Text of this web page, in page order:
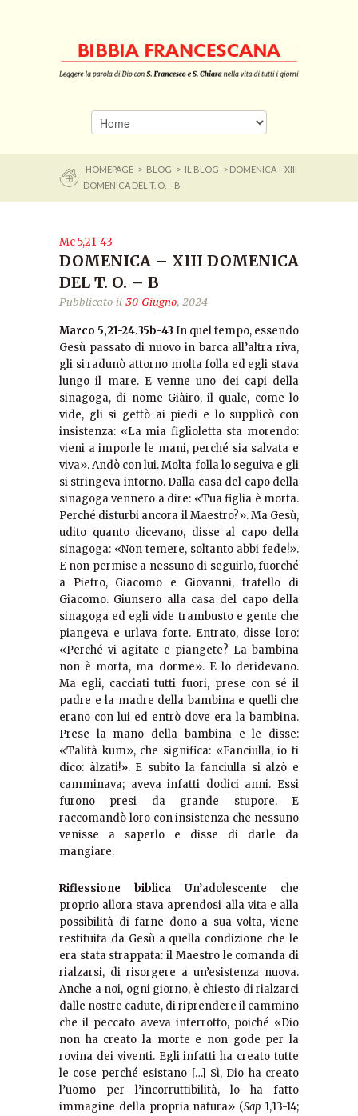
HOMEPAGE > BLOG > IL BLOG
> DOMENICA – XIII
DOMENICA DEL T. O. – B
Mc 5,21-43
DOMENICA – XIII DOMENICA
DEL T. O. – B
Pubblicato il 30 Giugno, 2024
Marco 5,21-24.35b-43 In quel tempo, essendo
Gesù passato di nuovo in barca all’altra riva,
gli si radunò attorno molta folla ed egli stava
lungo il mare. E venne uno dei capi della
sinagoga, di nome Giàiro, il quale, come lo
vide, gli si gettò ai piedi e lo supplicò con
insistenza: «La mia figlioletta sta morendo:
vieni a imporle le mani, perché sia salvata e
viva». Andò con lui. Molta folla lo seguiva e gli
si stringeva intorno. Dalla casa del capo della
sinagoga vennero a dire: «Tua figlia è morta.
Perché disturbi ancora il Maestro?». Ma Gesù,
udito quanto dicevano, disse al capo della
sinagoga: «Non temere, soltanto abbi fede!».
E non permise a nessuno di seguirlo, fuorché
a Pietro, Giacomo e Giovanni, fratello di
Giacomo. Giunsero alla casa del capo della
sinagoga ed egli vide trambusto e gente che
piangeva e urlava forte. Entrato, disse loro:
«Perché vi agitate e piangete? La bambina
non è morta, ma dorme». E lo deridevano.
Ma egli, cacciati tutti fuori, prese con sé il
padre e la madre della bambina e quelli che
erano con lui ed entrò dove era la bambina.
Prese la mano della bambina e le disse:
«Talità kum», che significa: «Fanciulla, io ti
dico: àlzati!». E subito la fanciulla si alzò e
camminava; aveva infatti dodici anni. Essi
furono presi da grande stupore. E
raccomandò loro con insistenza che nessuno
venisse a saperlo e disse di darle da
mangiare.
Riflessione biblica Un’adolescente che
proprio allora stava aprendosi alla vita e alla
possibilità di farne dono a sua volta, viene
restituita da Gesù a quella condizione che le
era stata strappata: il Maestro le comanda di
rialzarsi, di risorgere a un’esistenza nuova.
Anche a noi, ogni giorno, è chiesto di rialzarci
dalle nostre cadute, di riprendere il cammino
che il peccato aveva interrotto, poiché «Dio
non ha creato la morte e non gode per la
rovina dei viventi. Egli infatti ha creato tutte
le cose perché esistano […] Sì, Dio ha creato
l’uomo per l’incorruttibilità, lo ha fatto
immagine della propria natura» (Sap 1,13-14;